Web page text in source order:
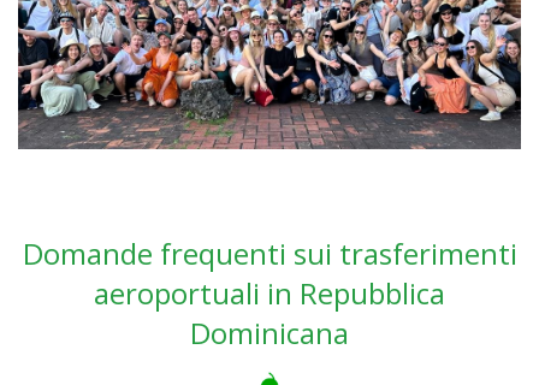
Domande frequenti sui trasferimenti
aeroportuali in Repubblica
Dominicana